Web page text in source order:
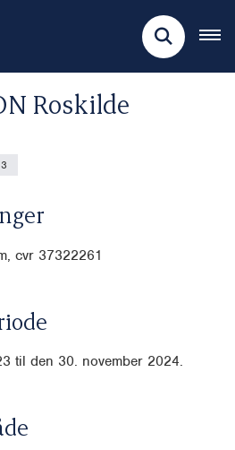
Roskilde
cvr 37322261
til den 30. november 2024.